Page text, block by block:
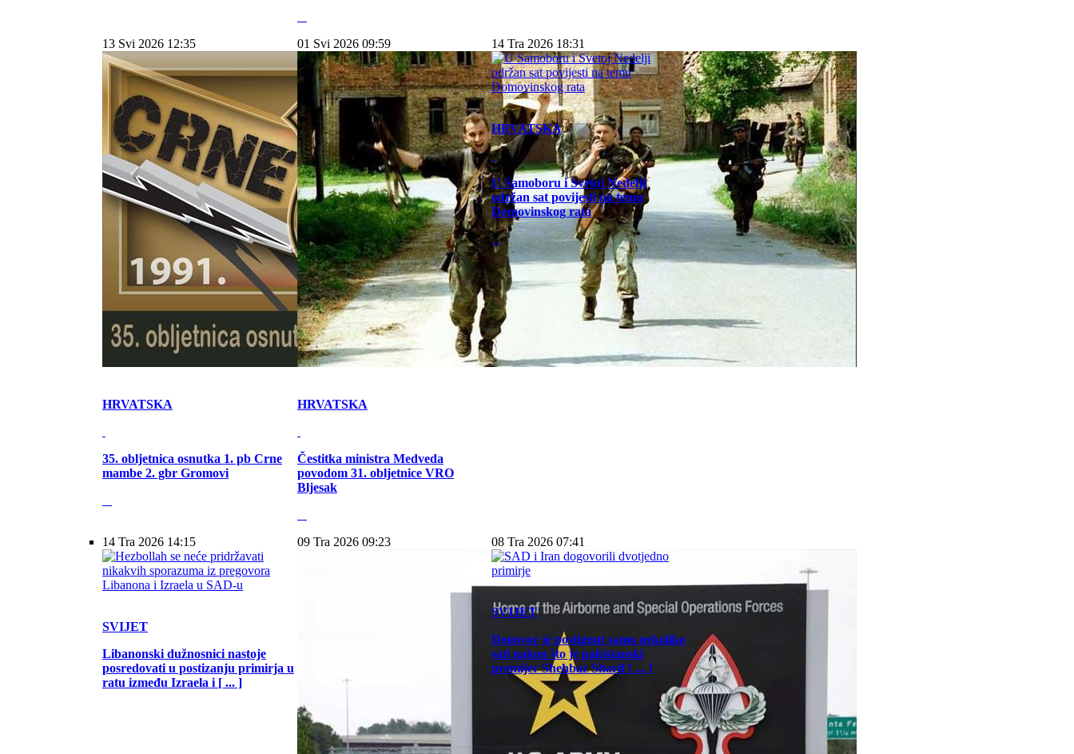
13 Svi 2026 12:35
HRVATSKA
35. obljetnica osnutka 1. pb Crne
mambe 2. gbr Gromovi
01 Svi 2026 09:59
HRVATSKA
Čestitka ministra Medveda
povodom 31. obljetnice VRO
Bljesak
14 Tra 2026 18:31
HRVATSKA
U Samoboru i Svetoj Nedelji
održan sat povijesti na temu
Domovinskog rata
14 Tra 2026 14:15
SVIJET
Libanonski dužnosnici nastoje
posredovati u postizanju primirja u
ratu između Izraela i [ ... ]
09 Tra 2026 09:23 08 Tra 2026 07:41
SVIJET
Dogovor je postignut samo nekoliko
sati nakon što je pakistanski
premijer Shehbaz Sharif [ ... ]